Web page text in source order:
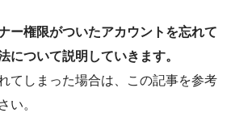
ー権限がついたアカウントを忘れて
について説明していきます。
てしまった場合は、この記事を参考
い。